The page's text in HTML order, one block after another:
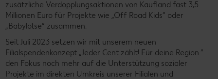
zusätzliche Verdopplungsaktionen von Kaufland fast 3,5
Millionen Euro für Projekte wie „Off Road Kids“ oder
„Babylotse“ zusammen.
Seit Juli 2023 setzen wir mit unserem neuen
Filialspendenkonzept „Jeder Cent zählt! Für deine Region.“
den Fokus noch mehr auf die Unterstützung sozialer
Projekte im direkten Umkreis unserer Filialen und